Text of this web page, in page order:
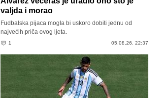
valjda i morao
Fudbalska pijaca mogla bi uskoro dobiti jednu od
najvećih priča ovog ljeta.
1 05.08.26. 22:37